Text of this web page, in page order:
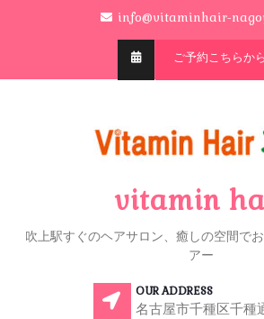
info@vitaminhair-
ご予約こちらから
vitamin
吹上駅すぐのヘアサロン、癒しの空間で
アー
OUR ADDRESS
名古屋市千種区千